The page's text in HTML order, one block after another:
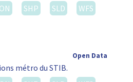
SHP SLD
WFS
Open Data
métro du STIB.